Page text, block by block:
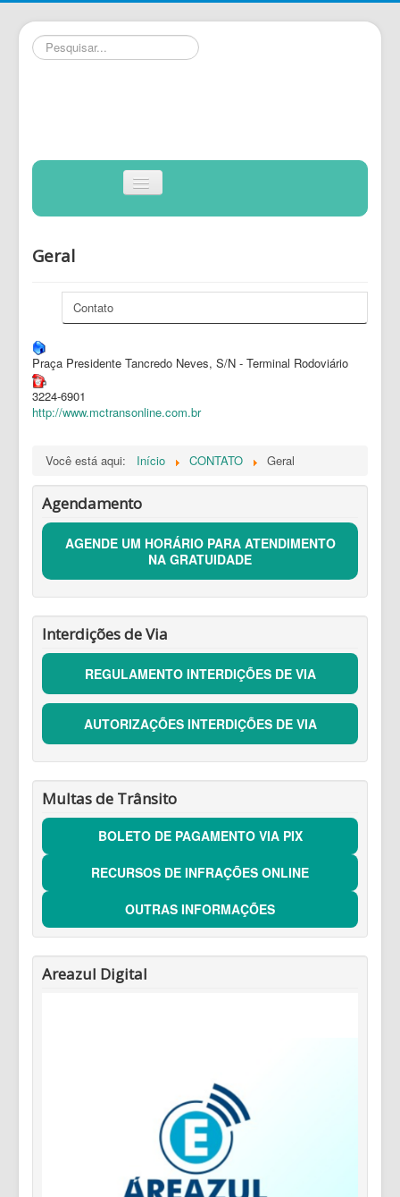
Pesquisar...
Alternar
Navegação
PUBLICAÇÕES
Geral
Contato
Praça Presidente Tancredo Neves, S/N - Terminal Rodoviário
3224-6901
http://www.mctransonline.com.br
Você está aqui: Início CONTATO Geral
Agendamento
AGENDE UM HORÁRIO PARA ATENDIMENTO
NA GRATUIDADE
Interdições de Via
REGULAMENTO INTERDIÇÕES DE VIA
AUTORIZAÇÕES INTERDIÇÕES DE VIA
Multas de Trânsito
BOLETO DE PAGAMENTO VIA PIX
RECURSOS DE INFRAÇÕES ONLINE
OUTRAS INFORMAÇÕES
Areazul Digital